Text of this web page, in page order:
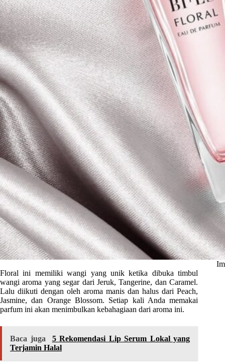
Floral ini memiliki wangi yang unik ketika dibuka timbul
wangi aroma yang segar dari Jeruk, Tangerine, dan Caramel.
Lalu diikuti dengan oleh aroma manis dan halus dari Peach,
Jasmine, dan Orange Blossom. Setiap kali Anda memakai
parfum ini akan menimbulkan kebahagiaan dari aroma ini.
Baca juga
5 Rekomendasi Lip Serum Lokal yang
Terjamin Halal